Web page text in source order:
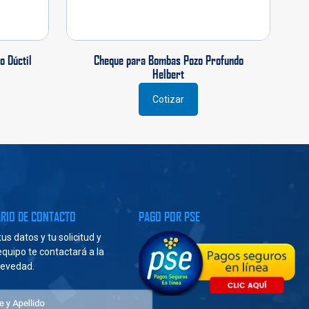
Dúctil
Cheque para Bombas Pozo Profundo
Helbert
Cotizar
Este
producto
pueden
elegir
en
página
de
DE CONTACTO
datos y tu solicitud y
te contactará a la
PAGO POR PSE